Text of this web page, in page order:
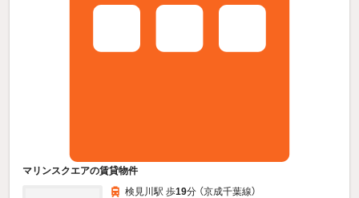
マリンスクエアの賃貸物件
検見川駅 歩19分 （京成千葉線）